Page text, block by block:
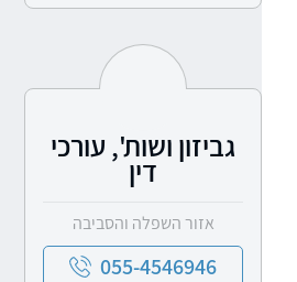
גביזון ושות', עורכי
דין
אזור השפלה והסביבה
055-4546946